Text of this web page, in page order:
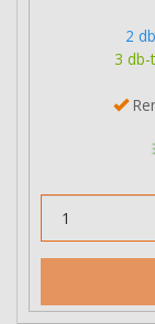
2 db
3 db-